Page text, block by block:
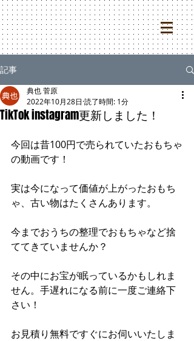
記事
TikTok instagram更新しました！
典也 菅原
2022年10月28日 読了時間: 1分
今回は昔100円で売られていたおもちゃ
の動画です！
実は今になって価値が上がったおもち
ゃ、古い物はたくさんあります。
今までおうちの整理でおもちゃなど捨
ててきていませんか？
その中にお宝が眠っているかもしれま
せん。手遅れになる前に一度ご連絡下
さい！
お見積り無料ですぐにお伺いいたしま